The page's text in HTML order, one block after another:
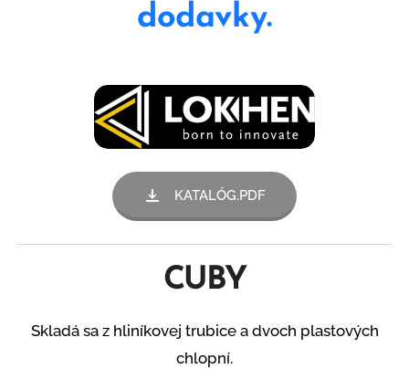
dodavky.
KATALÓG.PDF
CUBY
Skladá sa z hliníkovej trubice a dvoch plastových
chlopní.